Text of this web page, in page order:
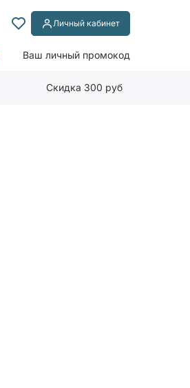
Личный кабинет
Ваш личный промокод
Скидка 300 руб